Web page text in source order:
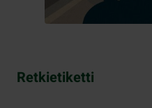
Retkietiketti